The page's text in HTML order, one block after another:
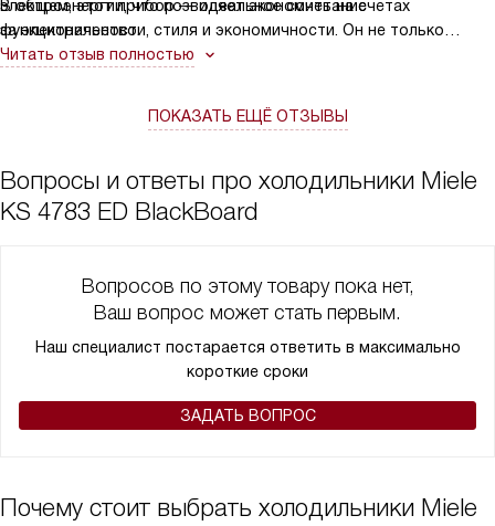
электроэнергии, что позволяет экономить на счетах
за электричество.
В общем, этот прибор — идеальное сочетание
функциональности, стиля и экономичности. Он не только
делает мою кухню более уютной и организованной,
Читать отзыв полностью
ПОКАЗАТЬ ЕЩЁ ОТЗЫВЫ
Вопросы и ответы про холодильники Miele
KS 4783 ED BlackBoard
Вопросов по этому товару пока нет,
Ваш вопрос может стать первым.
Наш специалист постарается ответить в максимально
короткие сроки
ЗАДАТЬ ВОПРОС
Почему стоит выбрать холодильники Miele